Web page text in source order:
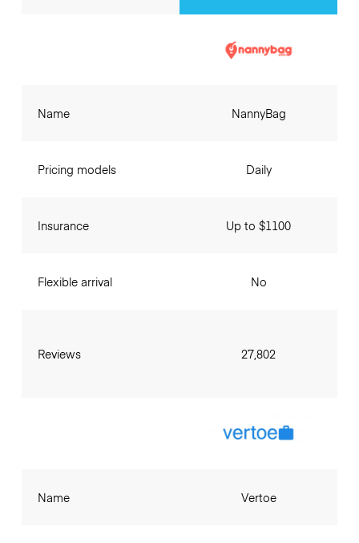
Name
Pricing models
Insurance
Flexible arrival
Reviews
NannyBag
Daily
Up to $1100
No
27,802
Name Vertoe